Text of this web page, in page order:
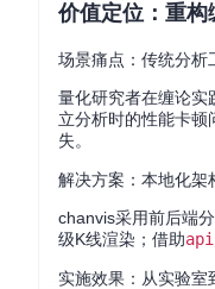
价值定位：重
场景痛点：传统分析
量化研究者在缠论实
立分析时的性能卡
失。
解决方案：本地化架
chanvis采用前后端
级K线渲染；借助
实施效果：从实验室